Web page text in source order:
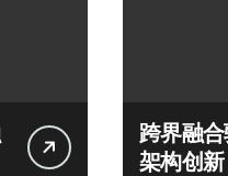
跨界融
架构创新